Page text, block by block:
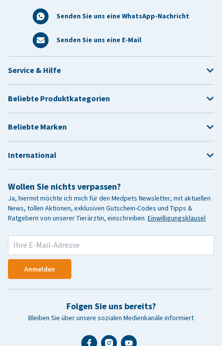
Senden Sie uns eine WhatsApp-Nachricht
Senden Sie uns eine E-Mail
Wollen Sie nichts verpassen?
Ja, hiermit möchte ich mich für den Medpets Newsletter, mit aktuellen
News, tollen Aktionen, exklusiven Gutschein-Codes und Tipps &
Ratgebern von unserer Tierärztin, einschreiben. Einwilligungsklausel
Anmelden
Folgen Sie uns bereits?
Bleiben Sie über unsere sozialen Medienkanäle informiert
Service & Hilfe
Beliebte Produktkategorien
Beliebte Marken
International